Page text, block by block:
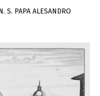
S. PAPA ALESANDRO